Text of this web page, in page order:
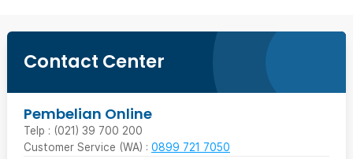
Contact Center
Pembelian Online
Telp : (021) 39 700 200
Customer Service (WA) : 0899 721 7050